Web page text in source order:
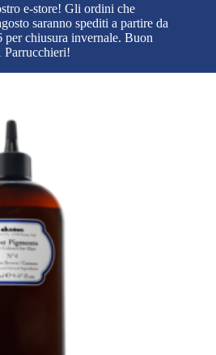
e-store! Gli ordini che
saranno spediti a partire da
per chiusura invernale. Buon
Parrucchieri!